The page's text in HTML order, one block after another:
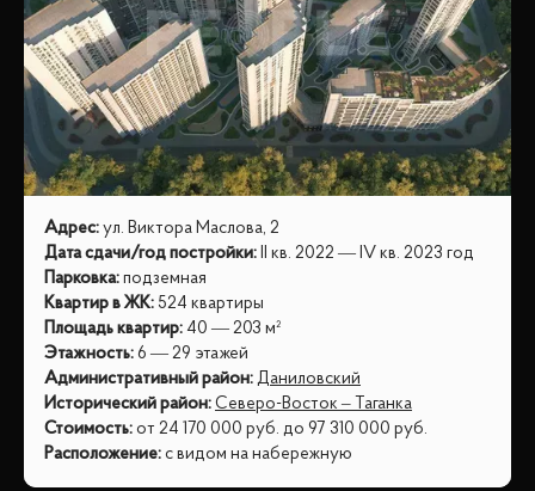
Адрес: ул. Виктора Маслова, 2
Дата сдачи/год постройки: II кв. 2022 — IV кв. 2023 год
Парковка: подземная
Квартир в ЖК: 524 квартиры
Площадь квартир: 40 — 203 м²
Этажность: 6 — 29 этажей
Административный район: Даниловский
Исторический район: Северо-Восток – Таганка
Стоимость: от 24 170 000 руб. до 97 310 000 руб.
Расположение: с видом на набережную